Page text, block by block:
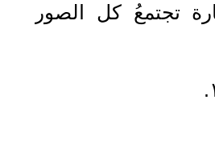
تجتمعُ كل الصور